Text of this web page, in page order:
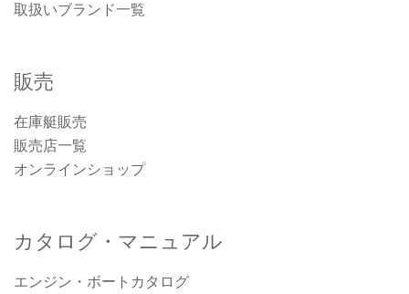
取扱いブランド一覧
販売
在庫艇販売
販売店一覧
オンラインショップ
カタログ・マニュアル
エンジン・ボートカタログ